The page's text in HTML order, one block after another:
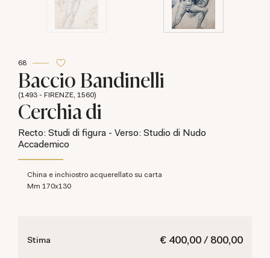
68
Baccio Bandinelli
(1493 - FIRENZE, 1560)
Cerchia di
Recto: Studi di figura - Verso: Studio di Nudo
Accademico
China e inchiostro acquerellato su carta
mm 170x130
€ 400,00 / 800,00
Stima